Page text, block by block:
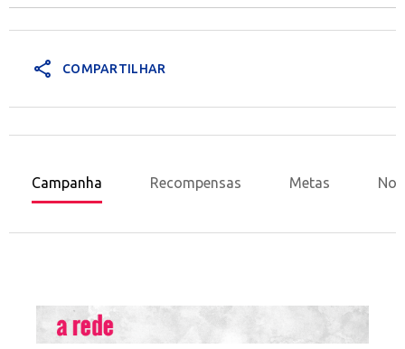
share COMPARTILHAR
Campanha Recompensas Metas